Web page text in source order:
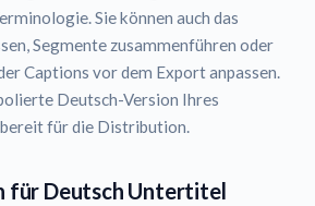
Sie können auch das
Segmente zusammenführen oder
Captions vor dem Export anpassen.
Deutsch-Version Ihres
für die Distribution.
für Deutsch Untertitel